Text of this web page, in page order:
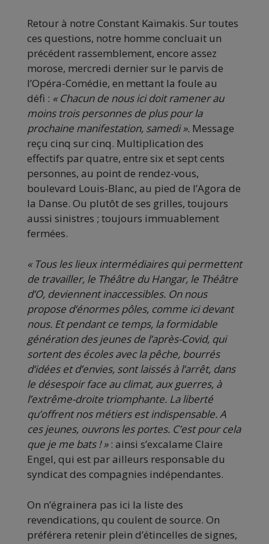
Retour à notre Constant Kaïmakis. Sur toutes
ces questions, notre homme concluait un
précédent rassemblement, encore assez
morose, mercredi dernier sur le parvis de
l’Opéra-Comédie, en mettant la foule au
défi : « Chacun de nous ici doit ramener au
moins trois personnes de plus pour la
prochaine manifestation, samedi ». Message
reçu cinq sur cinq. Multiplication des
effectifs par quatre, entre six et sept cents
personnes, au point de rendez-vous,
boulevard Louis-Blanc, au pied de l’Agora de
la Danse. Ou plutôt de ses grilles, toujours
aussi sinistres ; toujours immuablement
fermées.
« Tous les lieux intermédiaires qui permettent
de travailler, le Théâtre du Hangar, le Théâtre
d’O, deviennent inaccessibles. On nous
propose d’énormes pôles, comme ici devant
nous. Et pendant ce temps, la formidable
génération des jeunes de l’après-Covid, qui
sortent des écoles avec la pêche, bourrés
d’idées et d’envies, sont laissés à l’arrêt, dans
le désespoir face au climat, aux guerres, à
l’extrême-droite triomphante. La liberté
qu’offrent nos métiers est indispensable. A
ces jeunes, ouvrons les portes. C’est pour cela
que je me bats ! » : ainsi s’excalame Claire
Engel, qui est par ailleurs responsable du
syndicat des compagnies indépendantes.
On n’égrainera pas ici la liste des
revendications, qu coulent de source. On
préférera retenir plein d’étincelles de signes,